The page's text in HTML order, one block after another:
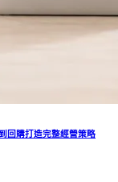
回購打造完整經營策略